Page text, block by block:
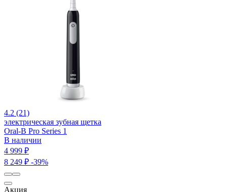
4.2 (21)
электрическая зубная щетка
Oral-B Pro Series 1
В наличии
4 999 ₽
8 249 ₽ -39%
Акция